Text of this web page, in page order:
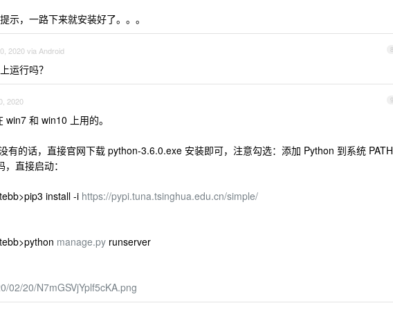
示，一路下来就安装好了。。。
8
2020 via Android
运行吗？
9
2020
win7 和 win10 上用的。
有的话，直接官网下载 python-3.6.0.exe 安装即可，注意勾选：添加 Python 到系统 PATH
直接启动：
install -i https://pypi.tuna.tsinghua.edu.cn/simple/
manage.py runserver
02/20/N7mGSVjYplf5cKA.png